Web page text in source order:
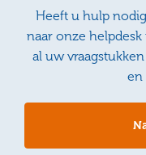
Heeft u hulp
naar onze
al uw
en